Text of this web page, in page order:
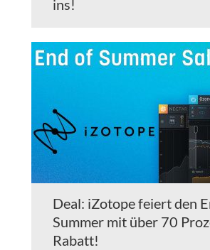
ins!
Deal: iZotope feiert den
Summer mit über 70
Rabatt!